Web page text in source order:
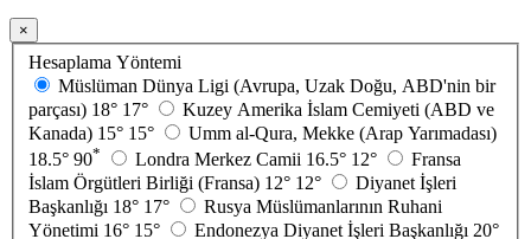
×
Hesaplama Yöntemi
Müslüman Dünya Ligi (Avrupa, Uzak Doğu, ABD'nin bir
parçası) 18° 17°
Kuzey Amerika İslam Cemiyeti (ABD ve
Kanada) 15° 15°
Umm al-Qura, Mekke (Arap Yarımadası)
18.5° 90* Londra Merkez Camii 16.5° 12°
Fransa
İslam Örgütleri Birliği (Fransa) 12° 12°
Diyanet İşleri
Başkanlığı 18° 17°
Rusya Müslümanlarının Ruhani
Yönetimi 16° 15° Endonezya Diyanet İşleri Başkanlığı 20°